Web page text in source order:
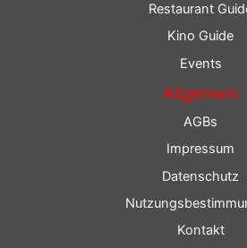
Restaurant
Kino Guide
Events
Allgemein
AGBs
Impressum
Datenschutz
Kontakt